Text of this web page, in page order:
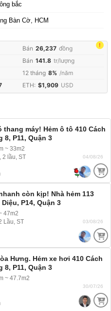
bắc
Bàn Cờ, HCM
!
Bán 26,237 đồng
Bán 141.8 tr/lượng
12 tháng 8% /năm
ETH: $1,909 USD
thang máy! Hẻm ô tô 410 Cách
8, P11, Quận 3
~ 33m2
2 lầu, ST
04/08/26
còn kịp! Nhà hẻm 113
P14, Quận 3
47m2
Lầu, ST
03/08/26
Hưng. Hẻm xe hơi 410 Cách
8, P11, Quận 3
~ 47.7m2
30/07/26